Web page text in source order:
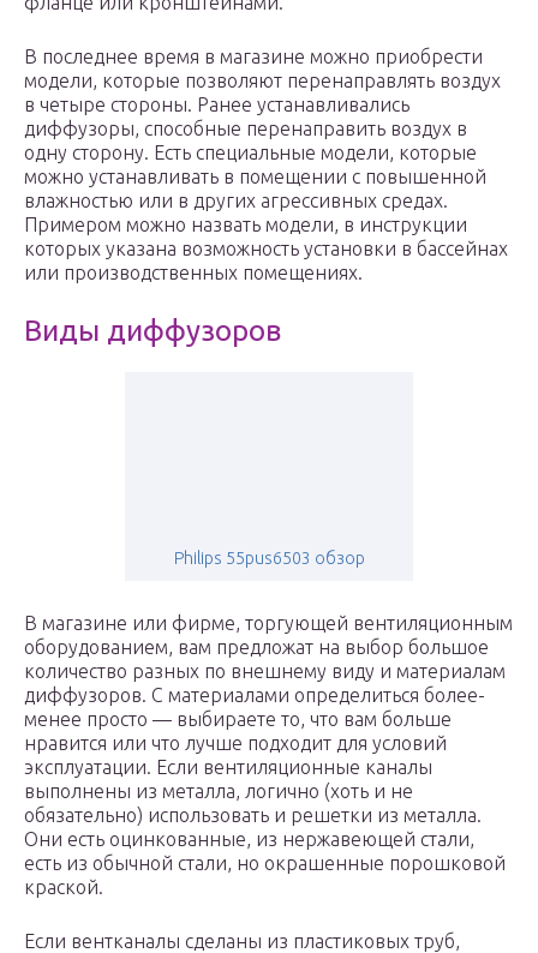
В последнее время в магазине можно приобрести
модели, которые позволяют перенаправлять воздух
в четыре стороны. Ранее устанавливались
диффузоры, способные перенаправить воздух в
одну сторону. Есть специальные модели, которые
можно устанавливать в помещении с повышенной
влажностью или в других агрессивных средах.
Примером можно назвать модели, в инструкции
которых указана возможность установки в бассейнах
или производственных помещениях.
Виды диффузоров
Philips 55pus6503 обзор
В магазине или фирме, торгующей вентиляционным
оборудованием, вам предложат на выбор большое
количество разных по внешнему виду и материалам
диффузоров. С материалами определиться более-
менее просто — выбираете то, что вам больше
нравится или что лучше подходит для условий
эксплуатации. Если вентиляционные каналы
выполнены из металла, логично (хоть и не
обязательно) использовать и решетки из металла.
Они есть оцинкованные, из нержавеющей стали,
есть из обычной стали, но окрашенные порошковой
краской.
Если вентканалы сделаны из пластиковых труб,